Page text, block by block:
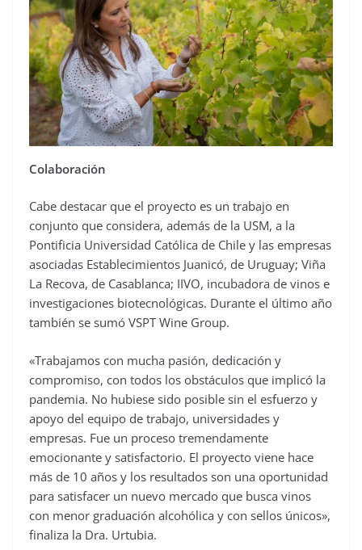
Colaboración
Cabe destacar que el proyecto es un trabajo en
conjunto que considera, además de la USM, a la
Pontificia Universidad Católica de Chile y las empresas
asociadas Establecimientos Juanicó, de Uruguay; Viña
La Recova, de Casablanca; IIVO, incubadora de vinos e
investigaciones biotecnológicas. Durante el último año
también se sumó VSPT Wine Group.
«Trabajamos con mucha pasión, dedicación y
compromiso, con todos los obstáculos que implicó la
pandemia. No hubiese sido posible sin el esfuerzo y
apoyo del equipo de trabajo, universidades y
empresas. Fue un proceso tremendamente
emocionante y satisfactorio. El proyecto viene hace
más de 10 años y los resultados son una oportunidad
para satisfacer un nuevo mercado que busca vinos
con menor graduación alcohólica y con sellos únicos»,
finaliza la Dra. Urtubia.